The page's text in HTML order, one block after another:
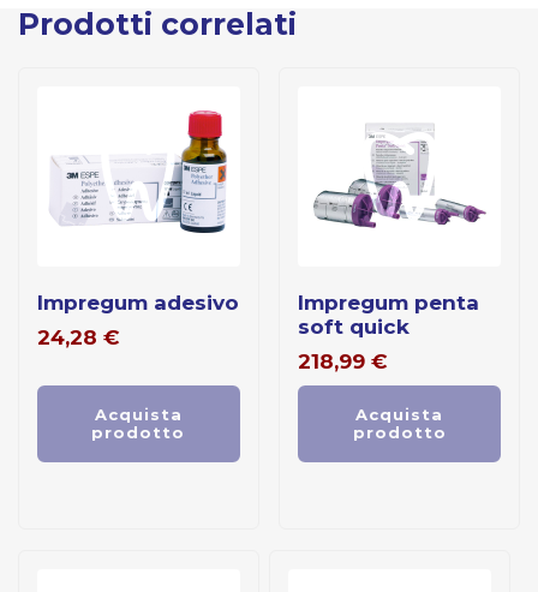
Prodotti correlati
impregum adesivo
24,28 €
Acquista
prodotto
impregum penta
soft quick
218,99 €
Acquista
prodotto